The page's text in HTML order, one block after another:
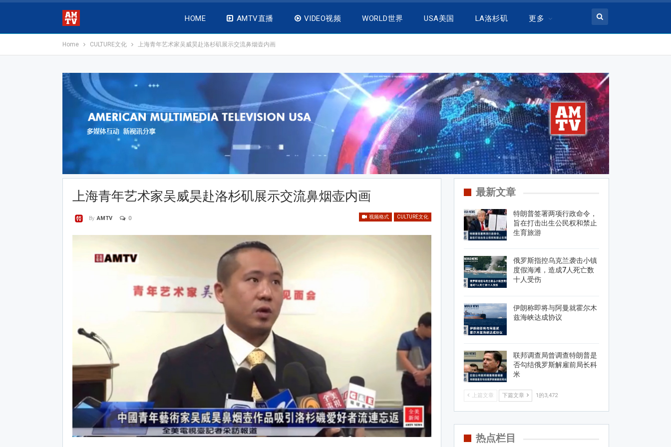
HOME AMTV直播 VIDEO视频 WORLD世界 USA美国 LA洛杉矶 更多
Home CULTURE文化 上海青年艺术家吴威昊赴洛杉矶展示交流鼻烟壶内画
上海青年艺术家吴威昊赴洛杉矶展示交流鼻烟壶内画
视频格式 CULTURE文化
By AMTV 0
最新文章
特朗普签署两项行政命令，
旨在打击出生公民权和禁止
生育旅游
俄罗斯指控乌克兰袭击小镇
度假海滩，造成7人死亡数
十人受伤
伊朗称即将与阿曼就霍尔木
兹海峡达成协议
联邦调查局曾调查特朗普是
否勾结俄罗斯解雇前局长科
米
上篇文章 下篇文章 1的3,472
热点栏目